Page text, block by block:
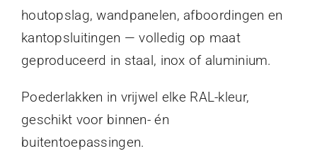
houtopslag, wandpanelen, afboordingen en
kantopsluitingen — volledig op maat
geproduceerd in staal, inox of aluminium.
Poederlakken in vrijwel elke RAL-kleur,
geschikt voor binnen- én
buitentoepassingen.